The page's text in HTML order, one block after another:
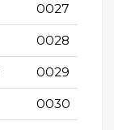
0027
0028
0029
0030